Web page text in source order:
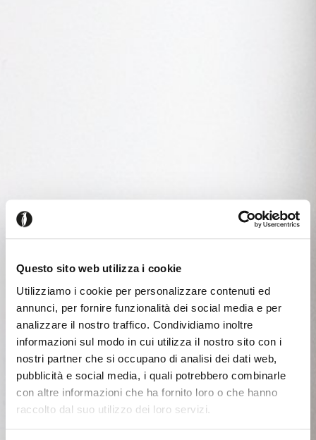
Questo sito web utilizza i cookie
Utilizziamo i cookie per personalizzare contenuti ed
annunci, per fornire funzionalità dei social media e per
analizzare il nostro traffico. Condividiamo inoltre
informazioni sul modo in cui utilizza il nostro sito con i
nostri partner che si occupano di analisi dei dati web,
pubblicità e social media, i quali potrebbero combinarle
con altre informazioni che ha fornito loro o che hanno
raccolto dal suo utilizzo dei loro servizi.
Seems like you’re browsing from Close